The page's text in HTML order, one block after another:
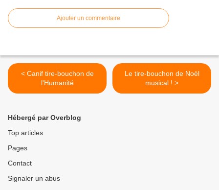
Ajouter un commentaire
< Canif tire-bouchon de
l'Humanité
Le tire-bouchon de Noël
musical ! >
Hébergé par Overblog
Top articles
Pages
Contact
Signaler un abus